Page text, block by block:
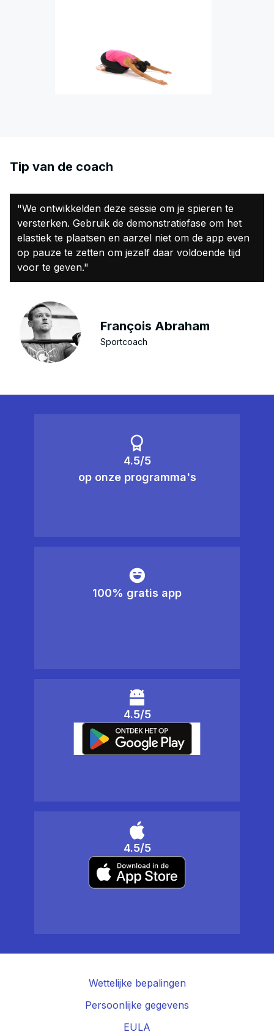
Tip van de coach
"We ontwikkelden deze sessie om je spieren te
versterken. Gebruik de demonstratiefase om het
elastiek te plaatsen en aarzel niet om de app even
op pauze te zetten om jezelf daar voldoende tijd
voor te geven."
François Abraham
Sportcoach
4.5/5
op onze programma's
100% gratis app
4.5/5
4.5/5
Wettelijke bepalingen
Persoonlijke gegevens
EULA